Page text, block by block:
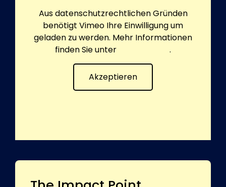
Aus datenschutzrechtlichen Gründen
benötigt Vimeo Ihre Einwilligung um
geladen zu werden. Mehr Informationen
finden Sie unter
.
Akzeptieren